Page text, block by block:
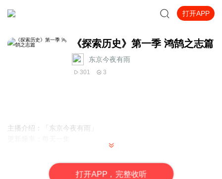
打开APP
《探索历史》第一季 鸿鹄之志篇
东京今夜有雨
301 3
主播介绍：「东京今夜有雨」
打开APP，完整收听